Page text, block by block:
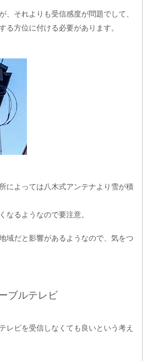
、それよりも受信感度が問題でして、
る方位に付ける必要があります。
によっては八木式アンテナより雪が積
なるようなので要注意。
域だと影響があるようなので、気をつ
ブルテレビ
レビを受信しなくても良いという考え